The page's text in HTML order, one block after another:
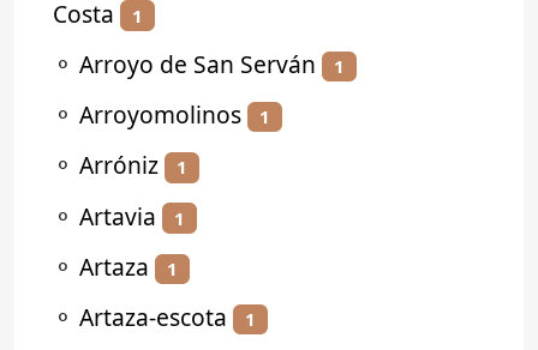
Costa
1
⚬ Arroyo de San Serván 1
⚬ Arroyomolinos 1
⚬ Arróniz 1
⚬ Artavia 1
⚬ Artaza 1
⚬ Artaza-escota 1